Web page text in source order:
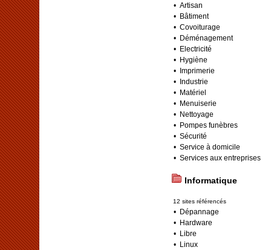
• Artisan
• Bâtiment
• Covoiturage
• Déménagement
• Electricité
• Hygiène
• Imprimerie
• Industrie
• Matériel
• Menuiserie
• Nettoyage
• Pompes funèbres
• Sécurité
• Service à domicile
• Services aux entreprises
Informatique
12 sites référencés
• Dépannage
• Hardware
• Libre
• Linux